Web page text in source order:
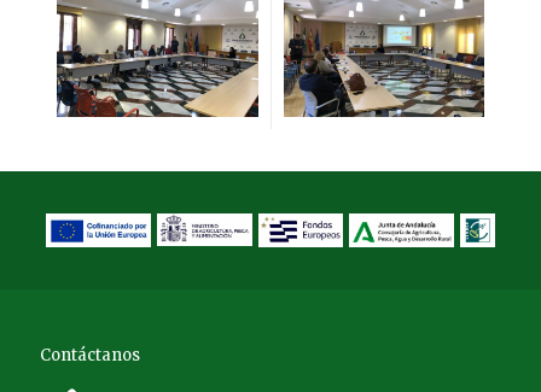
Contáctanos